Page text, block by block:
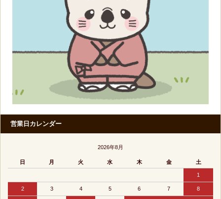
営業日カレンダー
2026年8月
日 月 火 水 木 金 土
1
2 3 4 5 6 7 8